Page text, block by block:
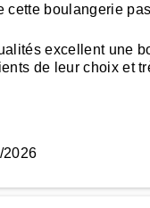
cette boulangerie
excellent une
de leur choix et
2026